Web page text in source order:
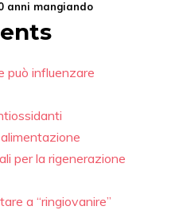
anni mangiando
può influenzare
per la rigenerazione
a “ringiovanire”